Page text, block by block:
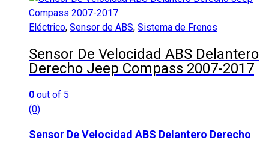
Eléctrico, Sensor de ABS, Sistema de Frenos
Sensor De Velocidad ABS Delantero
Derecho Jeep Compass 2007-2017
0 out of 5
(0)
Sensor De Velocidad ABS Delantero Derecho